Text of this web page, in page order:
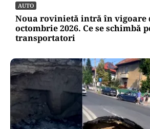
AUTO
Noua rovinietă intră în vigoare
octombrie 2026. Ce se schimbă
transportatori